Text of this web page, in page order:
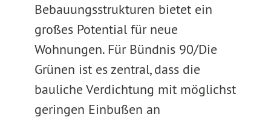
Bebauungsstrukturen bietet ein
großes Potential für neue
Wohnungen. Für Bündnis 90/Die
Grünen ist es zentral, dass die
bauliche Verdichtung mit möglichst
geringen Einbußen an